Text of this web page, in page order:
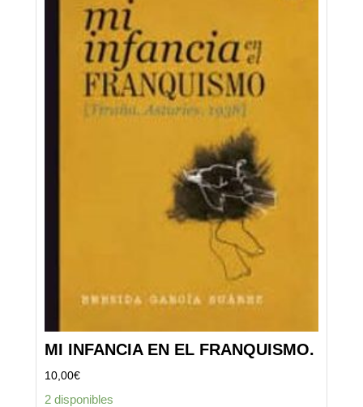
MI INFANCIA EN EL FRANQUISMO.
10,00€
2 disponibles